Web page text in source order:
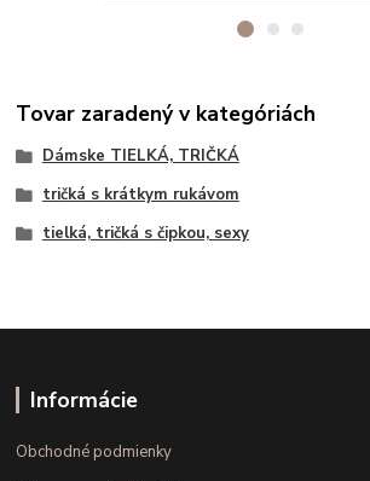
Tovar zaradený v kategóriách
Dámske TIELKÁ, TRIČKÁ
tričká s krátkym rukávom
tielká, tričká s čipkou, sexy
Informácie
Obchodné podmienky